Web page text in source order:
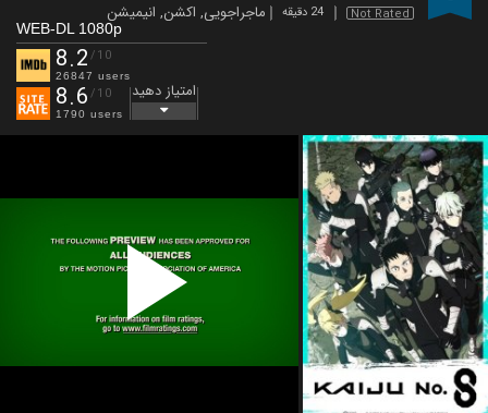
Not Rated 24 دقیقه ماجراجویی, اکشن, انیمیشن
WEB-DL 1080p
8.2 /10
26847 users
8.6 /10
1790 users
امتیاز دهید
Play